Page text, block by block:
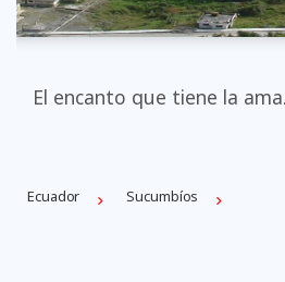
El encanto que tiene la
Ecuador Sucumbíos